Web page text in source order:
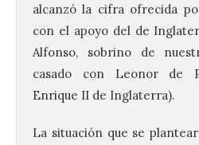
alcanzó la cifra ofrecida
con el apoyo del de
Alfonso, sobrino de
casado con Leonor de
Enrique II de Inglaterra).
La situación que se